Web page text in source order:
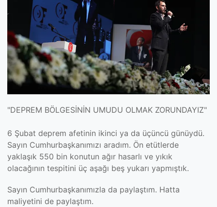
"DEPREM BÖLGESİNİN UMUDU OLMAK ZORUNDAYIZ"
6 Şubat deprem afetinin ikinci ya da üçüncü günüydü.
Sayın Cumhurbaşkanımızı aradım. Ön etütlerde
yaklaşık 550 bin konutun ağır hasarlı ve yıkık
olacağının tespitini üç aşağı beş yukarı yapmıştık.
Sayın Cumhurbaşkanımızla da paylaştım. Hatta
maliyetini de paylaştım.